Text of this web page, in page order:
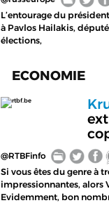
L’entourage du
à Pavlos Hailakis,
élections,
ECONOMIE
rtbf.be
@RTBFinfo
Si vous êtes du genre à
impressionnantes, alors
Evidemment, bon